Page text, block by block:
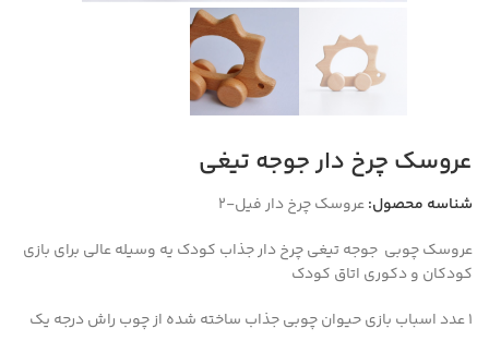
عروسک چرخ دار جوجه تیغی
شناسه محصول:عروسک چرخ دار فیل-2
عروسک چوبی جوجه تیغی چرخ دار جذاب کودک یه وسیله عالی برای بازی
کودکان و دکوری اتاق کودک
۱ عدد اسباب بازی حیوان چوبی جذاب ساخته شده از چوب راش درجه یک